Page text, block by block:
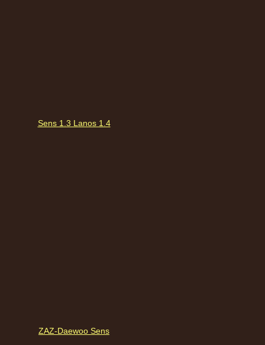
Sens 1.3 Lanos 1.4
ZAZ-Daewoo Sens